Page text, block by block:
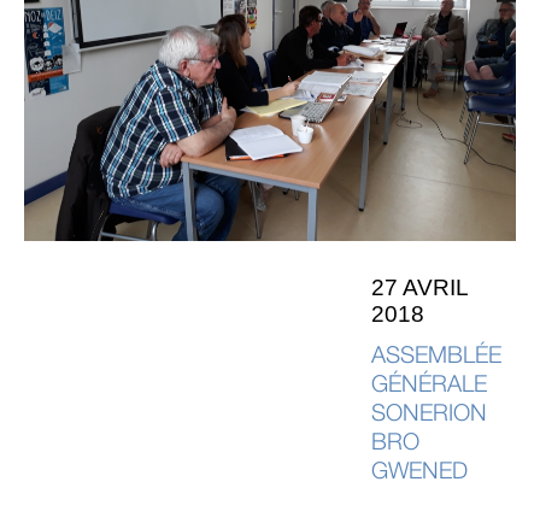
27 AVRIL
2018
ASSEMBLÉE
GÉNÉRALE
SONERION
BRO
GWENED